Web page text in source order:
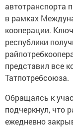
автотранспорта
в рамках
кооперации.
республики
представил все
Татпотребсоюза.
Обращаясь к
подчеркнул, что
ежедневно